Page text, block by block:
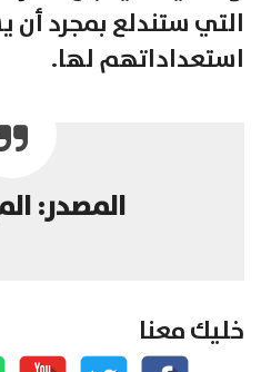
التي ستندلع بمجرد أن
استعداداتهم لها.
المصدر:
خليك معنا